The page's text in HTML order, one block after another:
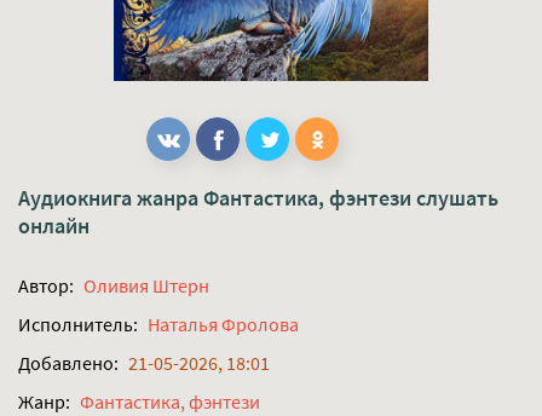
Аудиокнига жанра Фантастика, фэнтези слушать
онлайн
Автор: Оливия Штерн
Исполнитель: Наталья Фролова
Добавлено: 21-05-2026, 18:01
Жанр: Фантастика, фэнтези